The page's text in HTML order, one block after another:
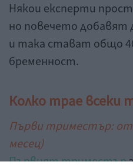
Някои експерти
но повечето добавят
и така стават общо
бременност.
Колко трае всеки
Първи триместър: от
месец)
Първият триместър